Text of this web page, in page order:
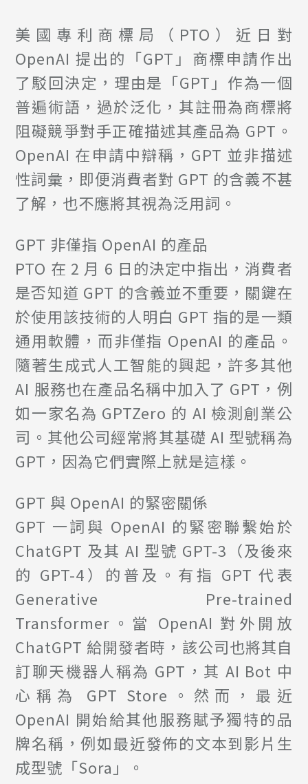
美國專利商標局（PTO）近日對
OpenAI 提出的「GPT」商標申請作出
了駁回決定，理由是「GPT」作為一個
普遍術語，過於泛化，其註冊為商標將
阻礙競爭對手正確描述其產品為 GPT。
OpenAI 在申請中辯稱，GPT 並非描述
性詞彙，即便消費者對 GPT 的含義不甚
了解，也不應將其視為泛用詞。
GPT 非僅指 OpenAI 的產品
PTO 在 2 月 6 日的決定中指出，消費者
是否知道 GPT 的含義並不重要，關鍵在
於使用該技術的人明白 GPT 指的是一類
通用軟體，而非僅指 OpenAI 的產品。
隨著生成式人工智能的興起，許多其他
AI 服務也在產品名稱中加入了 GPT，例
如一家名為 GPTZero 的 AI 檢測創業公
司。其他公司經常將其基礎 AI 型號稱為
GPT，因為它們實際上就是這樣。
GPT 與 OpenAI 的緊密關係
GPT 一詞與 OpenAI 的緊密聯繫始於
ChatGPT 及其 AI 型號 GPT-3（及後來
的 GPT-4）的普及。有指 GPT 代表
Generative Pre-trained
Transformer。當 OpenAI 對外開放
ChatGPT 給開發者時，該公司也將其自
訂聊天機器人稱為 GPT，其 AI Bot 中
心稱為 GPT Store。然而，最近
OpenAI 開始給其他服務賦予獨特的品
牌名稱，例如最近發佈的文本到影片生
成型號「Sora」。